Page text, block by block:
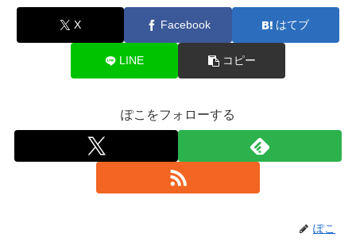
X Facebook はてブ
LINE コピー
ぽこをフォローする
ぽこ